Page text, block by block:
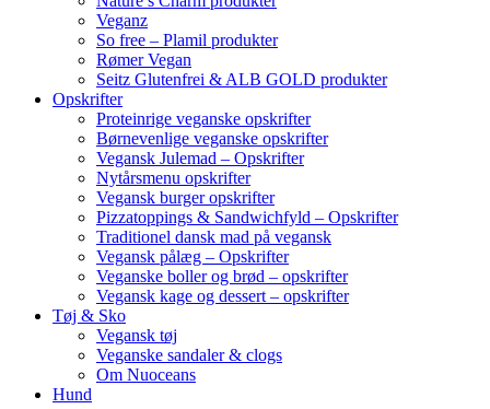
Veganz
So free – Plamil produkter
Rømer Vegan
Seitz Glutenfrei & ALB GOLD produkter
Opskrifter
Proteinrige veganske opskrifter
Børnevenlige veganske opskrifter
Vegansk Julemad – Opskrifter
Nytårsmenu opskrifter
Vegansk burger opskrifter
Pizzatoppings & Sandwichfyld – Opskrifter
Traditionel dansk mad på vegansk
Vegansk pålæg – Opskrifter
Veganske boller og brød – opskrifter
Vegansk kage og dessert – opskrifter
Tøj & Sko
Vegansk tøj
Veganske sandaler & clogs
Om Nuoceans
Hund